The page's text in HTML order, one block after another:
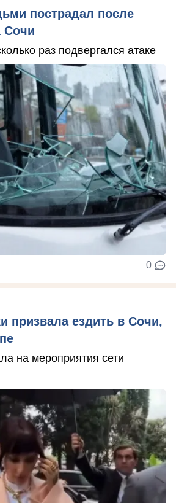
пострадал после
Сочи
раз подвергался атаке
0
призвала ездить в Сочи,
на мероприятия сети